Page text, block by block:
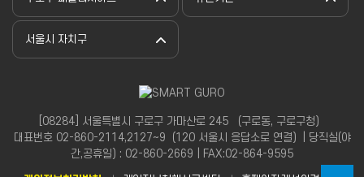
서울시 자치구
[08284] 서울특별시 구로구 가마산로 245 （구로동, 구로구청）
대표번호 02-860-2114,2127~9（120 서울시 응답소로 연결）| 당직실(야
간,공휴일) : 02-860-2669 | FAX:02-864-9595